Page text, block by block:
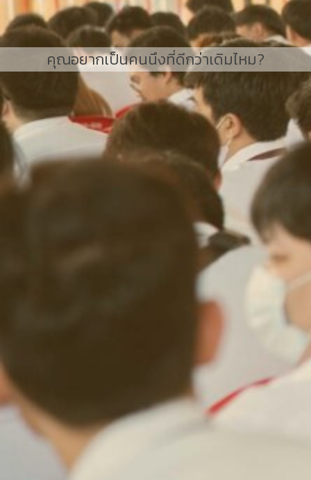
คุณอยากเป็นคนนึงที่ดีกว่าเดิมไหม?